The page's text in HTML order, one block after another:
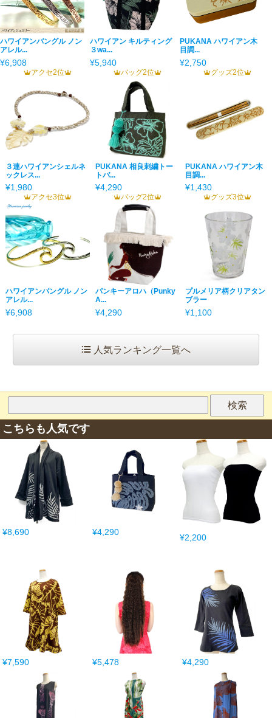
ハワイアンバングル ノン
アレル...
¥6,908
ハワイアン キルティング
３wa...
¥5,940
PUKANA ハワイアン木
目調...
¥2,750
アクセ2位
３連ハワイアンシェルネ
ックレス...
¥1,980
バッグ2位
PUKANA 相良刺繍トー
トバ...
¥4,290
グッズ2位
PUKANA ハワイアン木
目調...
¥1,430
アクセ3位
ハワイアンバングル ノン
アレル...
¥6,908
バッグ2位
パンキーアロハ（Punky
A...
¥4,290
グッズ3位
プルメリア柄クリアタン
ブラー
¥1,100
人気ランキング一覧へ
こちらも人気です
¥8,690 ¥4,290
¥2,200
¥7,590 ¥5,478 ¥4,290